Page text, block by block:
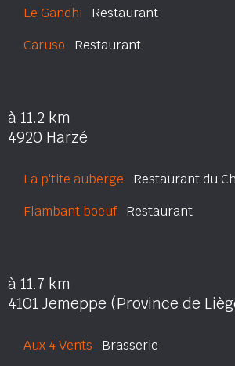
Le Gandhi Restaurant
Caruso Restaurant
à 11.2 km
4920 Harzé
La p'tite auberge Restaurant du
Flambant boeufRestaurant
à 11.7 km
4101 Jemeppe (Province de
Aux 4 Vents Brasserie